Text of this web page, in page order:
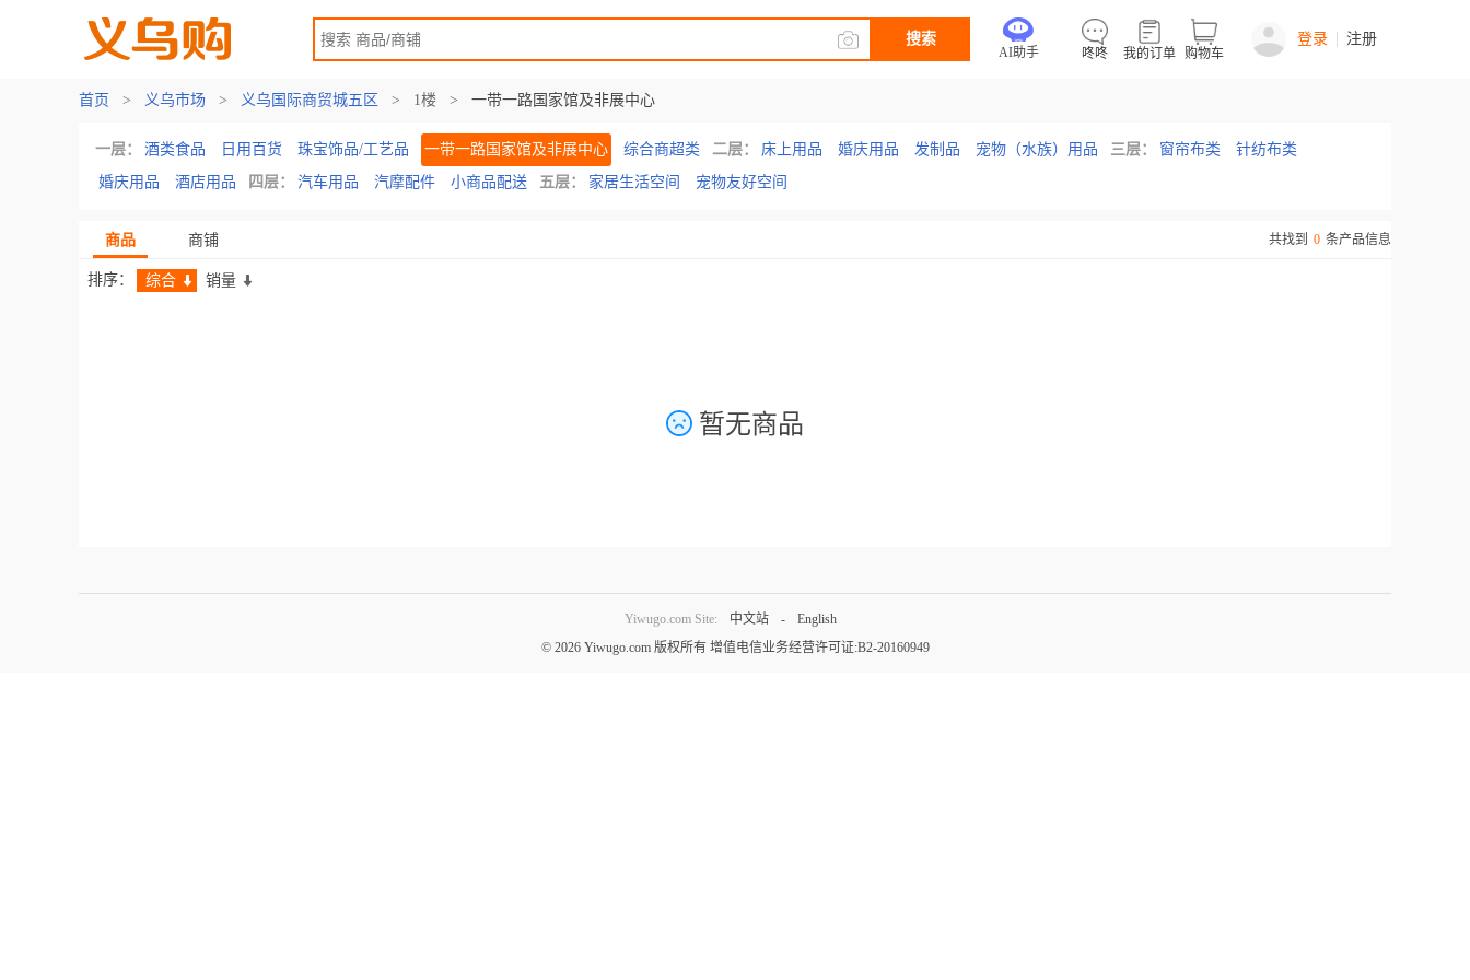
搜索
AI助手 咚咚 我的订单 购物车
登录 注册
首页 > 义乌市场 > 义乌国际商贸城五区 > 1楼 > 一带一路国家馆及非展中心
一层： 酒类食品 日用百货 珠宝饰品/工艺品 一带一路国家馆及非展中心 综合商超类 二层： 床上用品 婚庆用品 发制品 宠物（水族）用品 三层： 窗帘布类
针纺布类
婚庆用品
酒店用品 四层： 汽车用品 汽摩配件 小商品配送 五层： 家居生活空间 宠物友好空间
商品 商铺 共找到 0 条产品信息
排序： 综合 销量
暂无商品
Yiwugo.com Site: 中文站 -
English
© 2026 Yiwugo.com 版权所有 增值电信业务经营许可证:B2-20160949